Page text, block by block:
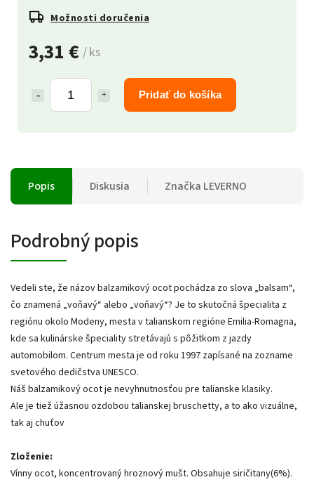
3,31 € / ks
Pridať do košíka
Možnosti doručenia
Popis Diskusia Značka LEVERNO
Podrobný popis
Vedeli ste, že názov balzamikový ocot pochádza zo slova „balsam“,
čo znamená „voňavý“ alebo „voňavý“? Je to skutočná špecialita z
regiónu okolo Modeny, mesta v talianskom regióne Emilia-Romagna,
kde sa kulinárske špeciality stretávajú s pôžitkom z jazdy
automobilom. Centrum mesta je od roku 1997 zapísané na zozname
svetového dedičstva UNESCO.
Náš balzamikový ocot je nevyhnutnosťou pre talianske klasiky.
Ale je tiež úžasnou ozdobou talianskej bruschetty, a to ako vizuálne,
tak aj chuťov
Zloženie:
Vínny ocot, koncentrovaný hroznový mušt. Obsahuje siričitany(6%).